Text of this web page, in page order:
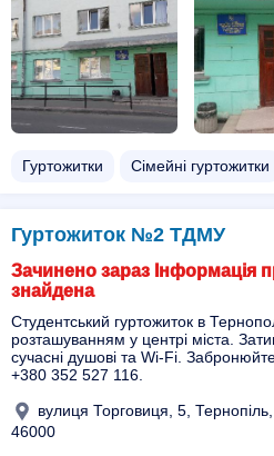
Гуртожитки Сімейні гуртожитки
Гуртожиток №2 ТДМУ
Зачинено зараз Інформація
знайдена
Студентський гуртожиток в
розташуванням у центрі міста.
сучасні душові та Wi-Fi.
+380 352 527 116.
вулиця Торговиця, 5,
46000